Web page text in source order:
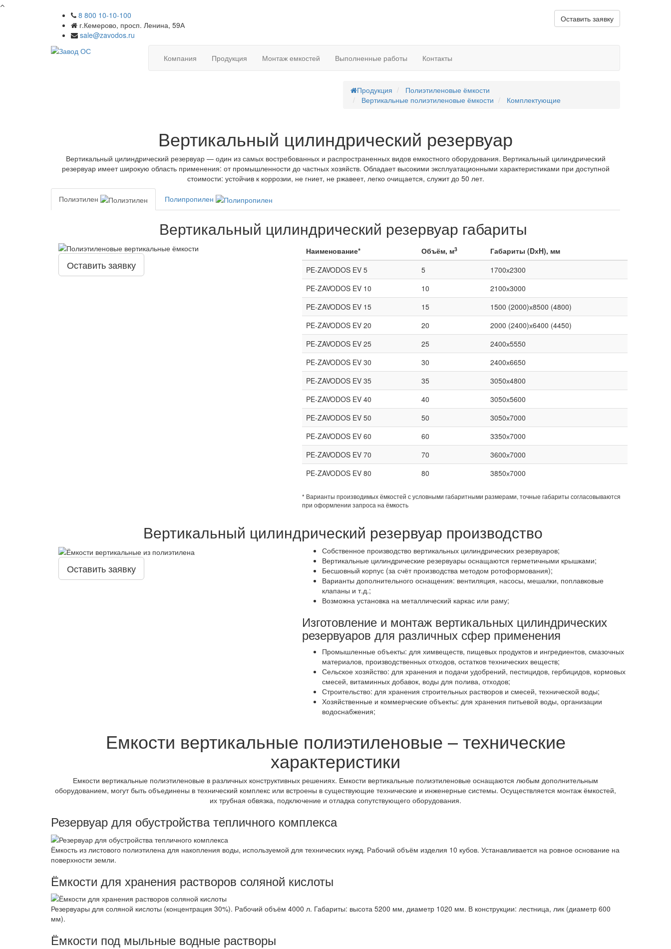
8 800 10-10-100
г.Кемерово, просп. Ленина, 59А
sale@zavodos.ru
Оставить заявку
Компания Продукция Монтаж емкостей Выполненные работы Контакты
Продукция
Полиэтиленовые ёмкости
Вертикальные полиэтиленовые ёмкости
Комплектующие
Вертикальный цилиндрический резервуар
Вертикальный цилиндрический резервуар — один из самых востребованных и распространенных видов емкостного оборудования. Вертикальный цилиндрический
резервуар имеет широкую область применения: от промышленности до частных хозяйств. Обладает высокими эксплуатационными характеристиками при доступной
стоимости: устойчив к коррозии, не гниет, не ржавеет, легко очищается, служит до 50 лет.
Полиэтилен Полипропилен
Вертикальный цилиндрический резервуар габариты
Оставить заявку
Наименование* Объём, м3
Габариты (DхH), мм
PE-ZAVODOS EV 5
5
1700х2300
PE-ZAVODOS EV 10
10
2100х3000
PE-ZAVODOS EV 15
15
1500 (2000)х8500 (4800)
PE-ZAVODOS EV 20
20
2000 (2400)х6400 (4450)
PE-ZAVODOS EV 25
25
2400х5550
PE-ZAVODOS EV 30
30
2400х6650
PE-ZAVODOS EV 35
35
3050х4800
PE-ZAVODOS EV 40
40
3050х5600
PE-ZAVODOS EV 50
50
3050х7000
PE-ZAVODOS EV 60
60
3350х7000
PE-ZAVODOS EV 70
70
3600х7000
PE-ZAVODOS EV 80
80 3850х7000
* Варианты производимых ёмкостей с условными габаритными размерами, точные габариты согласовываются
при оформлении запроса на ёмкость
Вертикальный цилиндрический резервуар производство
Оставить заявку
Собственное производство вертикальных цилиндрических резервуаров;
Вертикальные цилиндрические резервуары оснащаются герметичными крышками;
Бесшовный корпус (за счёт производства методом ротоформования);
Варианты дополнительного оснащения: вентиляция, насосы, мешалки, поплавковые
клапаны и т.д.;
Возможна установка на металлический каркас или раму;
Изготовление и монтаж вертикальных цилиндрических
резервуаров для различных сфер применения
Промышленные объекты: для химвеществ, пищевых продуктов и ингредиентов, смазочных
материалов, производственных отходов, остатков технических веществ;
Сельское хозяйство: для хранения и подачи удобрений, пестицидов, гербицидов, кормовых
смесей, витаминных добавок, воды для полива, отходов;
Строительство: для хранения строительных растворов и смесей, технической воды;
Хозяйственные и коммерческие объекты: для хранения питьевой воды, организации
водоснабжения;
Емкости вертикальные полиэтиленовые – технические
характеристики
Емкости вертикальные полиэтиленовые в различных конструктивных решениях. Емкости вертикальные полиэтиленовые оснащаются любым дополнительным
оборудованием, могут быть объединены в технический комплекс или встроены в существующие технические и инженерные системы. Осуществляется монтаж ёмкостей,
их трубная обвязка, подключение и отладка сопутствующего оборудования.
Резервуар для обустройства тепличного комплекса
Ёмкость из листового полиэтилена для накопления воды, используемой для технических нужд. Рабочий объём изделия 10 кубов. Устанавливается на ровное основание на
поверхности земли.
Ёмкости для хранения растворов соляной кислоты
Резервуары для соляной кислоты (концентрация 30%). Рабочий объём 4000 л. Габариты: высота 5200 мм, диаметр 1020 мм. В конструкции: лестница, лик (диаметр 600
мм).
Ёмкости под мыльные водные растворы